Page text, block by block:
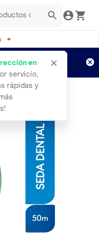
en
servicio,
rápidas y
Aplican TyC